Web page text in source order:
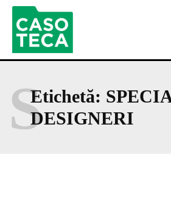
Etichetă:
DESIGNERI
S